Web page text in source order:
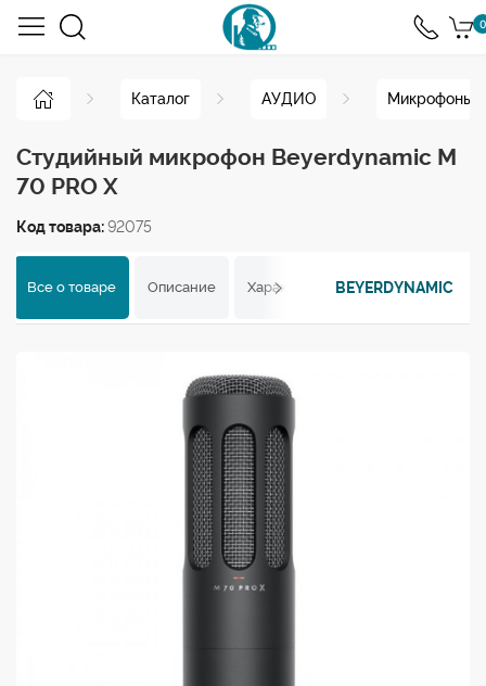
0
Каталог АУДИО Микрофоны
Студийный микрофон Beyerdynamic M
70 PRO X
Код товара:92075
Все о товаре Описание Характеристики Отзывы
BEYERDYNAMIC